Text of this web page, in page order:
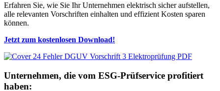
Erfahren Sie, wie Sie Ihr Unternehmen elektrisch sicher aufstellen,
alle relevanten Vorschriften einhalten und effizient Kosten sparen
können.
Jetzt zum kostenlosen Download!
Unternehmen, die vom ESG-Prüfservice profitiert
haben: